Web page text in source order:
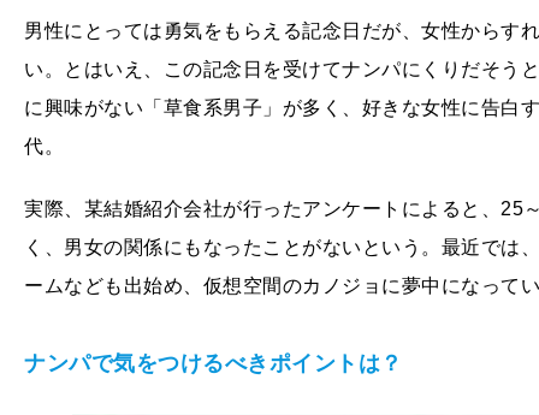
男性にとっては勇気をもらえる記念日だが、女性からす
い。とはいえ、この記念日を受けてナンパにくりだそう
に興味がない「草食系男子」が多く、好きな女性に告白
代。
実際、某結婚紹介会社が行ったアンケートによると、25
く、男女の関係にもなったことがないという。最近では
ームなども出始め、仮想空間のカノジョに夢中になって
ナンパで気をつけるべきポイントは？